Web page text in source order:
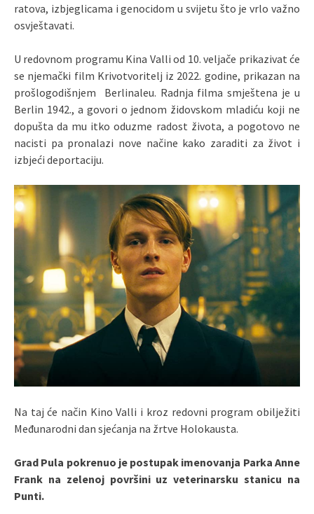
ratova, izbjeglicama i genocidom u svijetu što je vrlo važno
osvještavati.
U redovnom programu Kina Valli od 10. veljače prikazivat će
se njemački film Krivotvoritelj iz 2022. godine, prikazan na
prošlogodišnjem Berlinaleu. Radnja filma smještena je u
Berlin 1942., a govori o jednom židovskom mladiću koji ne
dopušta da mu itko oduzme radost života, a pogotovo ne
nacisti pa pronalazi nove načine kako zaraditi za život i
izbjeći deportaciju.
Na taj će način Kino Valli i kroz redovni program obilježiti
Međunarodni dan sjećanja na žrtve Holokausta.
Grad Pula pokrenuo je postupak imenovanja Parka Anne
Frank na zelenoj površini uz veterinarsku stanicu na
Punti.